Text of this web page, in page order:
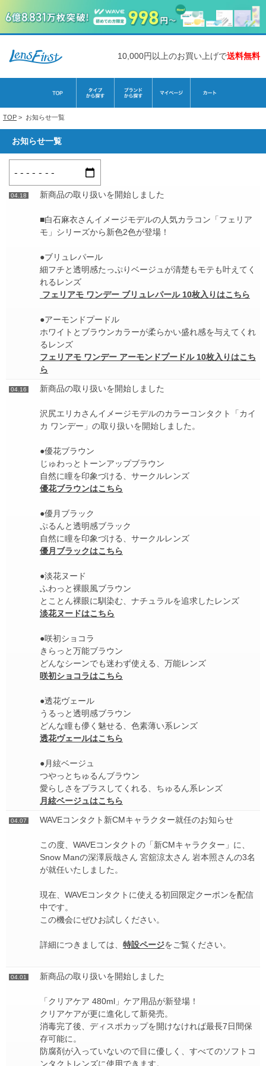
10,000円以上のお買い上げで送料無料
TOP > お知らせ一覧
お知らせ一覧
04.18 新商品の取り扱いを開始しました
■白石麻衣さんイメージモデルの人気カラコン「フェリア
モ」シリーズから新色2色が登場！
●ブリュレパール
細フチと透明感たっぷりベージュが清楚もモテも叶えてく
れるレンズ
フェリアモ ワンデー ブリュレパール 10枚入りはこちら
●アーモンドプードル
ホワイトとブラウンカラーが柔らかい盛れ感を与えてくれ
るレンズ
フェリアモ ワンデー アーモンドプードル 10枚入りはこち
ら
04.16 新商品の取り扱いを開始しました
沢尻エリカさんイメージモデルのカラーコンタクト「カイ
カ ワンデー」の取り扱いを開始しました。
●優花ブラウン
じゅわっとトーンアップブラウン
自然に瞳を印象づける、サークルレンズ
優花ブラウンはこちら
●優月ブラック
ぷるんと透明感ブラック
自然に瞳を印象づける、サークルレンズ
優月ブラックはこちら
●淡花ヌード
ふわっと裸眼風ブラウン
とことん裸眼に馴染む、ナチュラルを追求したレンズ
淡花ヌードはこちら
●咲初ショコラ
きらっと万能ブラウン
どんなシーンでも迷わず使える、万能レンズ
咲初ショコラはこちら
●透花ヴェール
うるっと透明感ブラウン
どんな瞳も儚く魅せる、色素薄い系レンズ
透花ヴェールはこちら
●月絃ベージュ
つやっとちゅるんブラウン
愛らしさをプラスしてくれる、ちゅるん系レンズ
月絃ベージュはこちら
04.07 WAVEコンタクト新CMキャラクター就任のお知らせ
この度、WAVEコンタクトの「新CMキャラクター」に、
Snow Manの深澤辰哉さん 宮舘涼太さん 岩本照さんの3名
が就任いたしました。
現在、WAVEコンタクトに使える初回限定クーポンを配信
中です。
この機会にぜひお試しください。
詳細につきましては、 特設ページをご覧ください。
04.01 新商品の取り扱いを開始しました
「クリアケア 480ml」ケア用品が新登場！
クリアケアが更に進化して新発売。
消毒完了後、ディスポカップを開けなければ最長7日間保
存可能に。
防腐剤が入っていないので目に優しく、すべてのソフトコ
ンタクトレンズに使用できます。